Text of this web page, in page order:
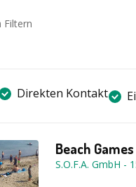
Filtern
Direkten Kontakt
Beach Games
S.O.F.A. GmbH -